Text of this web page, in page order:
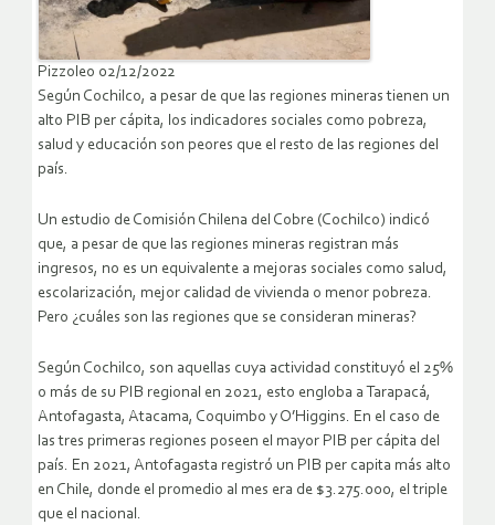
Pizzoleo 02/12/2022
Según Cochilco, a pesar de que las regiones mineras tienen un
alto PIB per cápita, los indicadores sociales como pobreza,
salud y educación son peores que el resto de las regiones del
país.
Un estudio de Comisión Chilena del Cobre (Cochilco) indicó
que, a pesar de que las regiones mineras registran más
ingresos, no es un equivalente a mejoras sociales como salud,
escolarización, mejor calidad de vivienda o menor pobreza.
Pero ¿cuáles son las regiones que se consideran mineras?
Según Cochilco, son aquellas cuya actividad constituyó el 25%
o más de su PIB regional en 2021, esto engloba a Tarapacá,
Antofagasta, Atacama, Coquimbo y O’Higgins. En el caso de
las tres primeras regiones poseen el mayor PIB per cápita del
país. En 2021, Antofagasta registró un PIB per capita más alto
en Chile, donde el promedio al mes era de $3.275.000, el triple
que el nacional.